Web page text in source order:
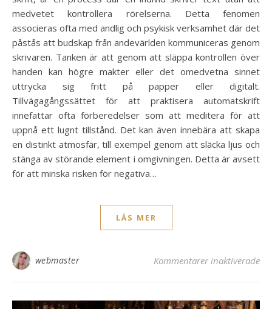
medvetet kontrollera rörelserna. Detta fenomen
associeras ofta med andlig och psykisk verksamhet där det
påstås att budskap från andevärlden kommuniceras genom
skrivaren. Tanken är att genom att släppa kontrollen över
handen kan högre makter eller det omedvetna sinnet
uttrycka sig fritt på papper eller digitalt.
Tillvägagångssättet för att praktisera automatskrift
innefattar ofta förberedelser som att meditera för att
uppnå ett lugnt tillstånd. Det kan även innebära att skapa
en distinkt atmosfär, till exempel genom att släcka ljus och
stänga av störande element i omgivningen. Detta är avsett
för att minska risken för negativa…
LÄS MER
webmaster Kommentarer inaktiverade